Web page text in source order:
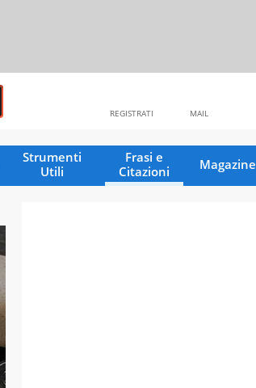
MAIL
REGISTRATI
Strumenti
Utili
Frasi e
Citazioni
Magazine